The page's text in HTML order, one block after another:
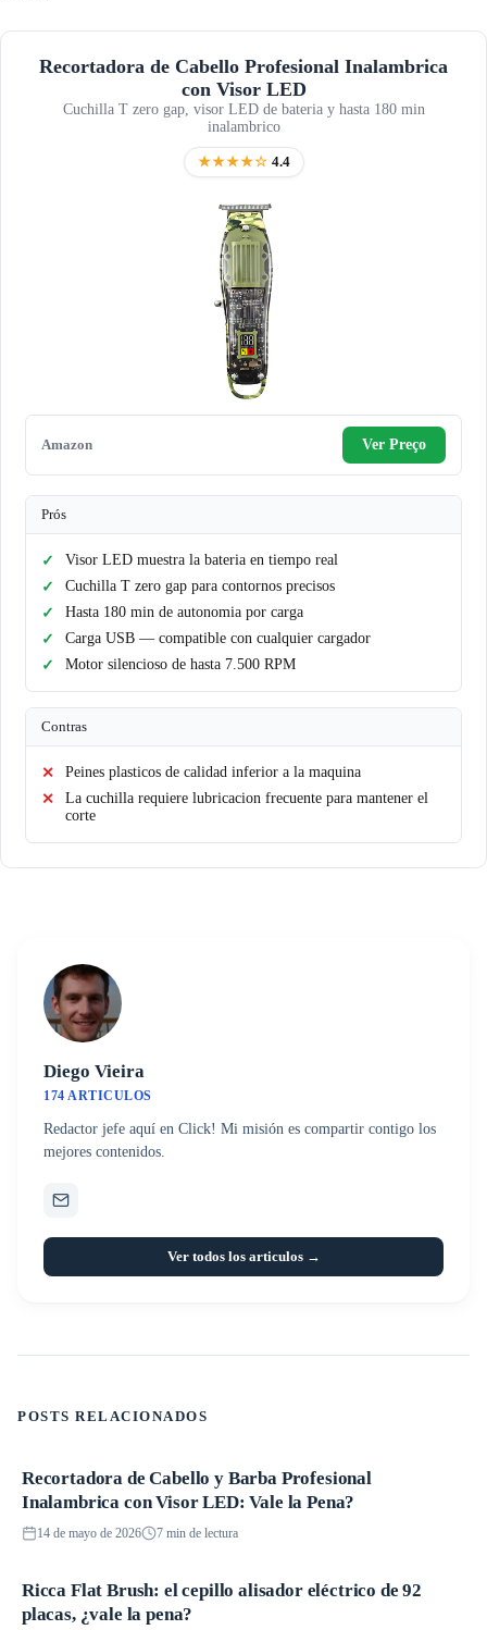
Recortadora de Cabello Profesional Inalambrica
con Visor LED
Cuchilla T zero gap, visor LED de bateria y hasta 180 min
inalambrico
★★★★☆ 4.4
Amazon Ver Preço
Prós
Visor LED muestra la bateria en tiempo real
Cuchilla T zero gap para contornos precisos
Hasta 180 min de autonomia por carga
Carga USB — compatible con cualquier cargador
Motor silencioso de hasta 7.500 RPM
Contras
Peines plasticos de calidad inferior a la maquina
La cuchilla requiere lubricacion frecuente para mantener el
corte
Diego Vieira
174 ARTICULOS
Redactor jefe aquí en Click! Mi misión es compartir contigo los
mejores contenidos.
Ver todos los articulos →
POSTS RELACIONADOS
Productos
Recortadora de Cabello y Barba Profesional
Inalambrica con Visor LED: Vale la Pena?
14 de mayo de 2026 7 min de lectura
Productos
Ricca Flat Brush: el cepillo alisador eléctrico de 92
placas, ¿vale la pena?